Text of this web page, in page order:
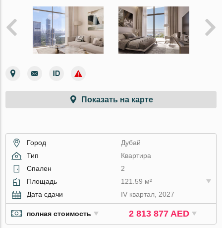
Показать на карте
Город
Дубай
Тип
Квартира
Спален
2
Площадь
121.59 м²
Дата сдачи
IV квартал, 2027
полная стоимость 2 813 877 AED